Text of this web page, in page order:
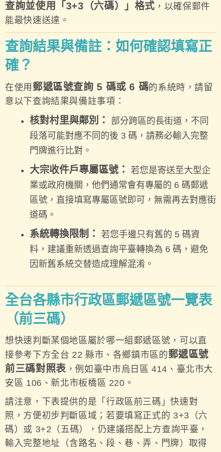
查詢並使用「3+3（六碼）」格式 ，以確保郵件
能最快速送達。
查詢結果與備註：如何確認填寫正
確？
在使用 郵遞區號查詢 5 碼或 6 碼的系統時，請留
意以下查詢結果與備註事項：
核對村里與鄰別：
部分跨區的長街道，不同
段落可能對應不同的後 3 碼，請務必輸入完整
門牌進行比對。
大宗收件戶專屬區號：
若您是寄送至大型企
業或政府機關，他們通常會有專屬的 6 碼郵遞
區號，直接填寫專屬區號即可，無需再去對應街
道碼。
系統轉換限制：
若您手邊只有舊的 5 碼資
料，建議重新透過查詢平臺轉換為 6 碼，避免
因新舊系統交替造成理解混淆。
全台各縣市行政區郵遞區號一覽表
（前三碼）
想快速判斷某個地區屬於哪一組郵遞區號，可以直
接參考下方全台 22 縣市、各鄉鎮市區的郵遞區號
前三碼對照表，例如臺中市烏日區 414、臺北市大
安區 106、新北市板橋區 220。
請注意，下表提供的是「行政區前三碼」快速對
照，方便初步判斷區域；若要填寫正式的 3+3（六
碼）或 3+2（五碼），仍建議搭配上方查詢平臺，
輸入完整地址（含路名、段、巷、弄、門牌）取得